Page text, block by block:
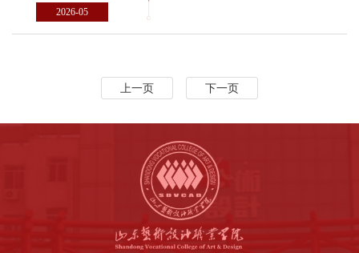
2026-05
上一页 下一页